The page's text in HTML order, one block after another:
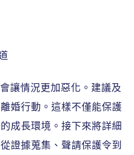
讓情況更加惡化。建議及
婚行動。這樣不僅能保護
成長環境。接下來將詳細
證據蒐集、聲請保護令到